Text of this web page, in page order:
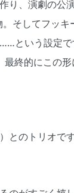
り、演劇の公
そしてフッ
という設定で
終的にこの形
とのトリオで